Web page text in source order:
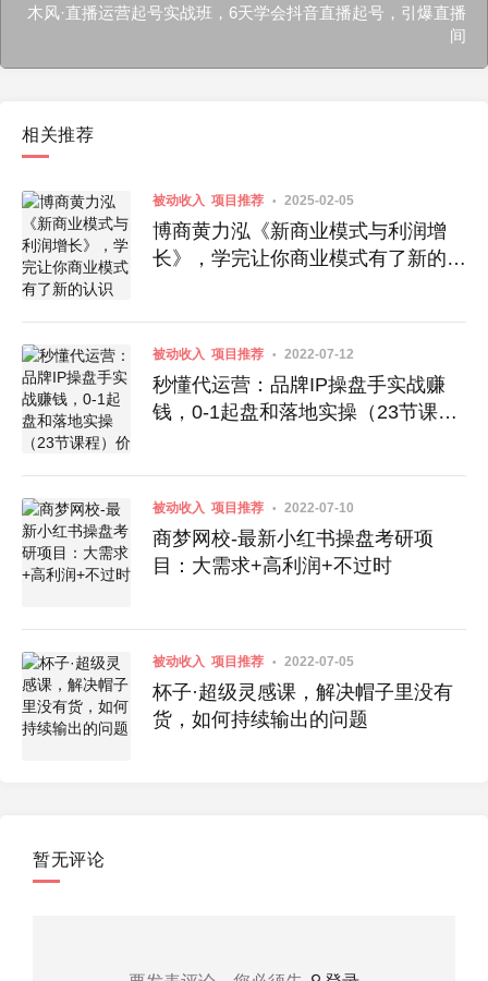
木风·直播运营起号实战班，6天学会抖音直播起号，引爆直播
间
相关推荐
被动收入 项目推荐 2025-02-05
博商黄力泓《新商业模式与利润增
长》，学完让你商业模式有了新的认
被动收入 项目推荐 2022-07-12
秒懂代运营：品牌IP操盘手实战赚
钱，0-1起盘和落地实操（23节课
被动收入 项目推荐 2022-07-10
商梦网校-最新小红书操盘考研项
目：大需求+高利润+不过时
被动收入 项目推荐 2022-07-05
杯子·超级灵感课，解决帽子里没有
货，如何持续输出的问题
暂无评论